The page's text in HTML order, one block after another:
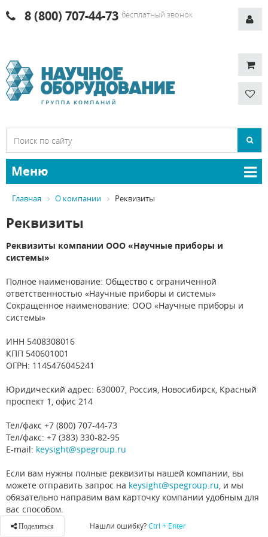
8 (800) 707-44-73 бесплатный звонок
Меню
Главная О компании Реквизиты
Реквизиты
Реквизиты компании ООО «Научные приборы и
системы»
Полное наименование: Общество с ограниченной
ответственностью «Научные приборы и системы»
Сокращенное наименование: ООО «Научные приборы и
системы»
ИНН 5408308016
КПП 540601001
ОГРН: 1145476045241
Юридический адрес: 630007, Россия, Новосибирск, Красный
проспект 1, офис 214
Тел/факс +7 (800) 707-44-73
Тел/факс: +7 (383) 330-82-95
E-mail: keysight@spegroup.ru
Если вам нужны полные реквизиты нашей компании, вы
можете отправить запрос на keysight@spegroup.ru , и мы
обязательно направим вам карточку компании удобным для
вас способом.
Поделиться Нашли ошибку?Ctrl + Enter